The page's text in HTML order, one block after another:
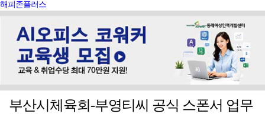
해피존플러스
부산시체육회-부영티씨 공식 스폰서 업무